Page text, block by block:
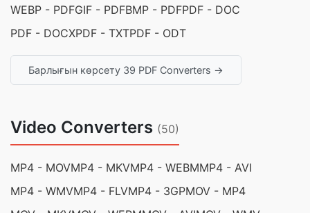
WEBP - PDFGIF - PDFBMP - PDFPDF - DOC
PDF - DOCXPDF - TXTPDF - ODT
Барлығын көрсету 39 PDF Converters →
Video Converters (50)
MP4 - MOVMP4 - MKVMP4 - WEBMMP4 - AVI
MP4 - WMVMP4 - FLVMP4 - 3GPMOV - MP4